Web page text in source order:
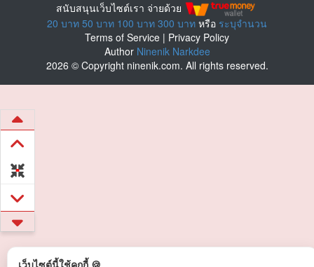
สนับสนุนเว็บไซต์เรา จ่ายด้วย
20 บาท 50 บาท 100 บาท 300 บาท หรือ ระบุจำนวน
Terms of Service | Privacy Policy
Author Ninenik Narkdee
2026 © Copyright ninenik.com. All rights reserved.